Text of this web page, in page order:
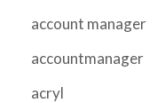
account manager
accountmanager
acryl